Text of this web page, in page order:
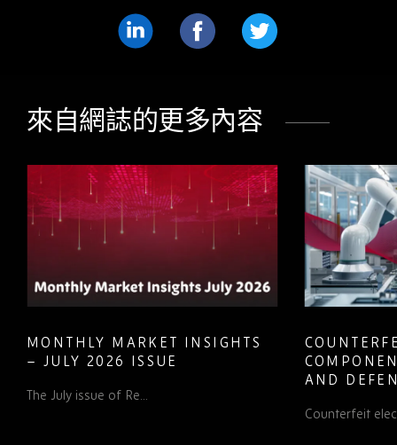
LinkedIn
Facebook
來自網誌的更多內容
MONTHLY MARKET INSIGHTS
– JULY 2026 ISSUE
The July issue of Re...
AND
TO KNOW
Counterfeit